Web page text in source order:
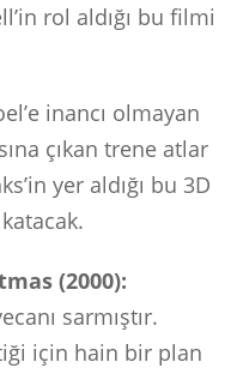
rol aldığı bu filmi
inancı olmayan
çıkan trene atlar
yer aldığı bu 3D
(2000):
sarmıştır.
için hain bir plan